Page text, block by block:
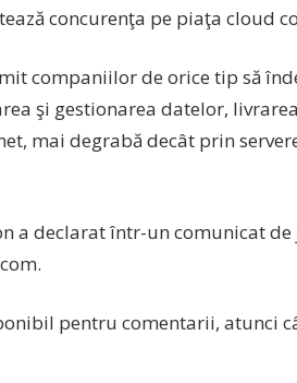
concurenţa pe piaţa cloud
companiilor de orice tip să
şi gestionarea datelor,
mai degrabă decât prin
a declarat într-un comunicat de
pentru comentarii, atunci